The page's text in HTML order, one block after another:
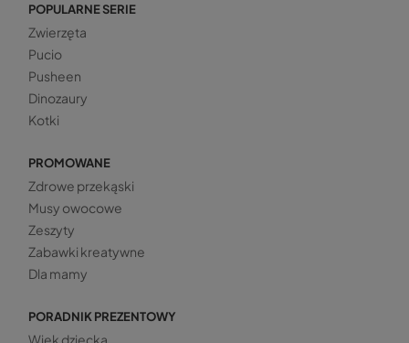
POPULARNE SERIE
Zwierzęta
Pucio
Pusheen
Dinozaury
Kotki
PROMOWANE
Zdrowe przekąski
Musy owocowe
Zeszyty
Zabawki kreatywne
Dla mamy
PORADNIK PREZENTOWY
Wiek dziecka